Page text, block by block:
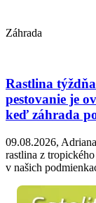
Záhrada
Rastlina
pestovanie je
keď záhrada
09.08.2026,
rastlina z
v našich